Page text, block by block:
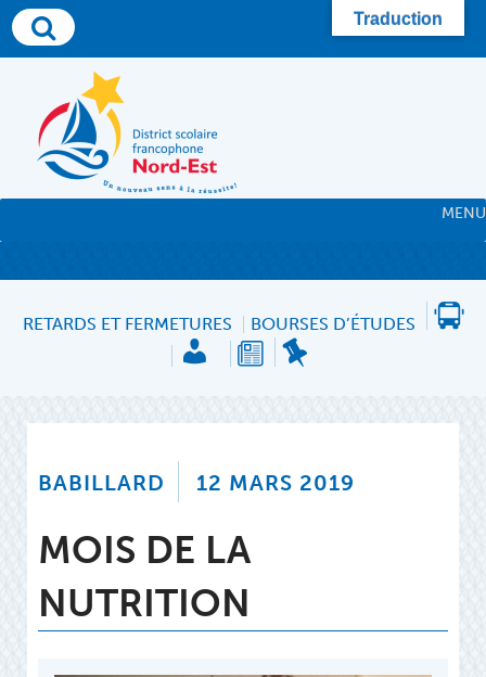
Skip
to
content
MENU
RETARDS ET FERMETURES BOURSES D’ÉTUDES
BABILLARD 12 MARS 2019
MOIS DE LA
NUTRITION
Traduction